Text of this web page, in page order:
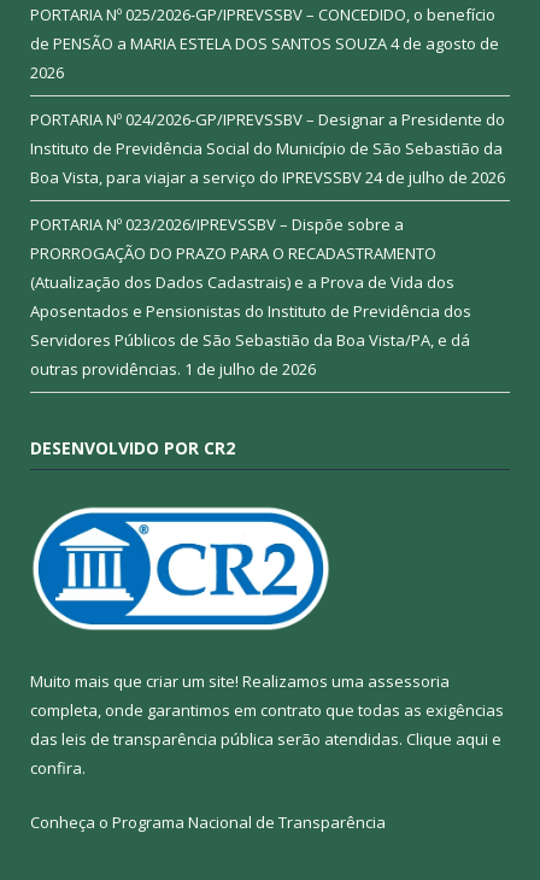
PORTARIA Nº 025/2026-GP/IPREVSSBV – CONCEDIDO, o benefício
de PENSÃO a MARIA ESTELA DOS SANTOS SOUZA4 de agosto de
2026
PORTARIA Nº 024/2026-GP/IPREVSSBV – Designar a Presidente do
Instituto de Previdência Social do Município de São Sebastião da
Boa Vista, para viajar a serviço do IPREVSSBV24 de julho de 2026
PORTARIA Nº 023/2026/IPREVSSBV – Dispõe sobre a
PRORROGAÇÃO DO PRAZO PARA O RECADASTRAMENTO
(Atualização dos Dados Cadastrais) e a Prova de Vida dos
Aposentados e Pensionistas do Instituto de Previdência dos
Servidores Públicos de São Sebastião da Boa Vista/PA, e dá
outras providências. 1 de julho de 2026
DESENVOLVIDO POR CR2
Muito mais que criar um site! Realizamos uma assessoria
completa, onde garantimos em contrato que todas as exigências
das leis de transparência pública serão atendidas. Clique aqui e
confira.
Conheça o Programa Nacional de Transparência